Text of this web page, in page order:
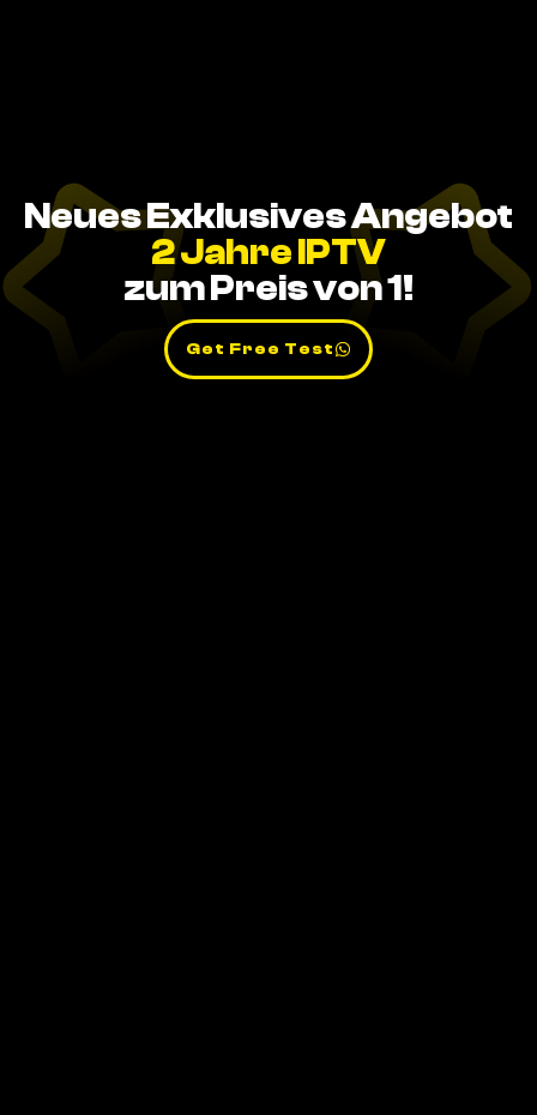
Neues Exklusives Angebot
2 Jahre IPTV
zum Preis von 1!
Get Free Test